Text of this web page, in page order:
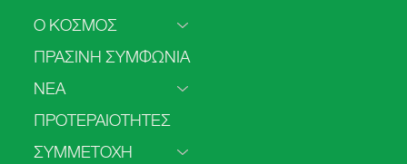
τη Χώρα: Το Σχέδιο του ΚΟΣΜΟΥ για την
Πράσινη Διέξοδο
Ο ΚΟΣΜΟΣ
ΠΡΑΣΙΝΗ ΣΥΜΦΩΝΙΑ
ΝΕΑ
ΠΡΟΤΕΡΑΙΟΤΗΤΕΣ
ΣΥΜΜΕΤΟΧΗ